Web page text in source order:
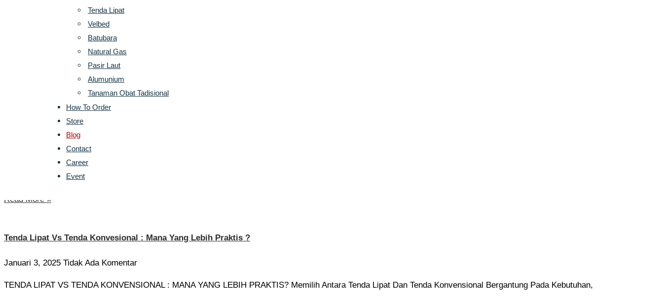
Tenda Lipat
Velbed
Batubara
Natural Gas
Pasir Laut
Alumunium
Tanaman Obat Tadisional
How To Order
Store
Blog
Contact
Career
Event
MANFAAT TERPAL UNTUK KEGIATAN OUTDOOR
Tidak Ada Komentar
MANFAAT TERPAL UNTUK KEGIATAN OUTDOOR Terpal Adalah Salah Satu Perlengkapan Serbaguna Yang Sangat Berguna Untuk Berbagai Kegiatan Luar Ruangan (outdoor).
CARA MEMILIH TERPAL YANG TEPAT
Tidak Ada Komentar
Cara Memilih Terpal Yang Tepat Untuk Berbagai Kebutuhan Memilih Terpal Yang Sesuai Memerlukan Pertimbangan Terhadap Jenis Kebutuhan, Lingkungan, Dan Anggaran.
Read More »
Tenda Lipat Vs Tenda Konvesional : Mana Yang Lebih Praktis ?
Januari 3, 2025 Tidak Ada Komentar
TENDA LIPAT VS TENDA KONVENSIONAL : MANA YANG LEBIH PRAKTIS? Memilih Antara Tenda Lipat Dan Tenda Konvensional Bergantung Pada Kebutuhan,